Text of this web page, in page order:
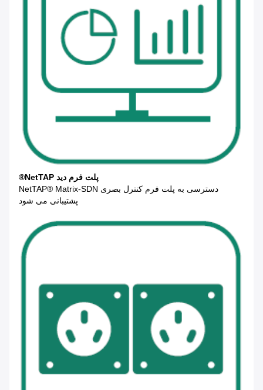
پلت فرم دید NetTAP®
دسترسی به پلت فرم کنترل بصری NetTAP® Matrix-SDN
پشتیبانی می شود